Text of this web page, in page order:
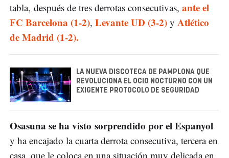
tabla, después de tres derrotas consecutivas, ante el
FC Barcelona (1-2), Levante UD (3-2) y Atlético
de Madrid (1-2).
LA NUEVA DISCOTECA DE PAMPLONA QUE
REVOLUCIONA EL OCIO NOCTURNO CON UN
EXIGENTE PROTOCOLO DE SEGURIDAD
Osasuna se ha visto sorprendido por el Espanyol
y ha encajado la cuarta derrota consecutiva, tercera en
casa, que le coloca en una situación muy delicada en